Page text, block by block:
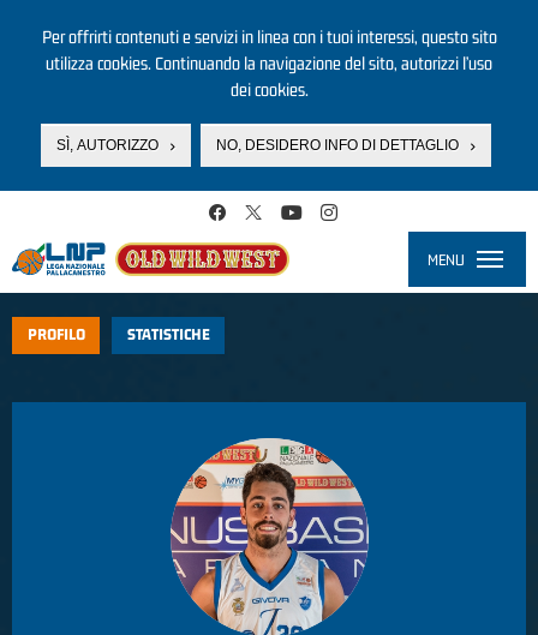
Per offrirti contenuti e servizi in linea con i tuoi interessi, questo sito
utilizza cookies. Continuando la navigazione del sito, autorizzi l’uso
dei cookies.
SÌ, AUTORIZZO NO, DESIDERO INFO DI DETTAGLIO
MENU
PROFILO STATISTICHE